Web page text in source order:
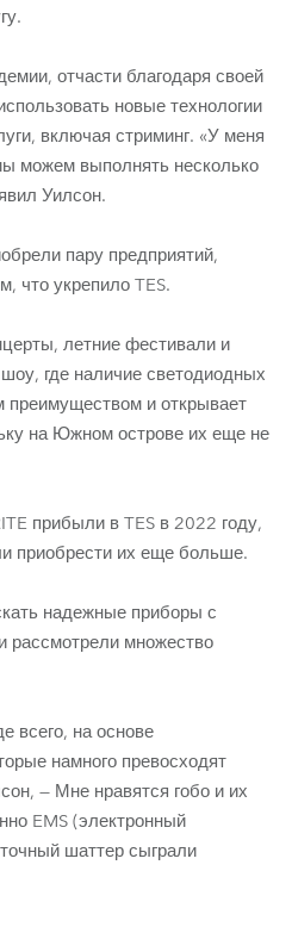
отчасти благодаря своей
новые технологии
включая стриминг. «У меня
можем выполнять несколько
Уилсон.
пару предприятий,
что укрепило TES.
летние фестивали и
где наличие светодиодных
преимуществом и открывает
на Южном острове их еще не
прибыли в TES в 2022 году,
приобрести их еще больше.
надежные приборы с
рассмотрели множество
всего, на основе
намного превосходят
— Мне нравятся гобо и их
EMS (электронный
шаттер сыграли